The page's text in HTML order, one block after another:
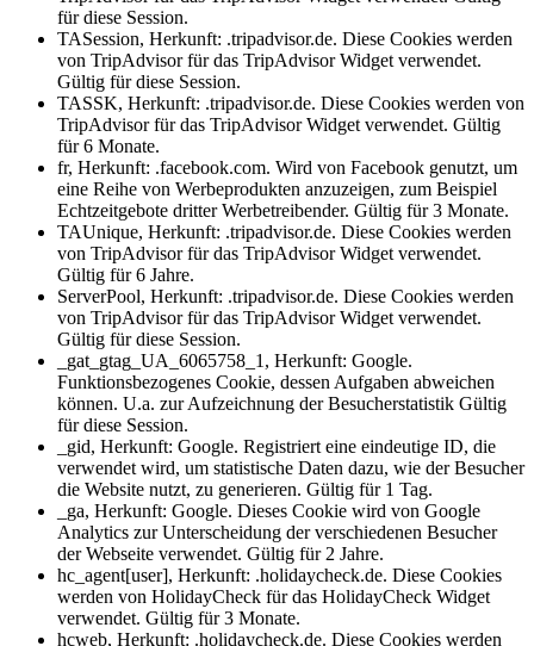
für diese Session.
TASession, Herkunft: .tripadvisor.de. Diese Cookies werden
von TripAdvisor für das TripAdvisor Widget verwendet.
Gültig für diese Session.
TASSK, Herkunft: .tripadvisor.de. Diese Cookies werden von
TripAdvisor für das TripAdvisor Widget verwendet. Gültig
für 6 Monate.
fr, Herkunft: .facebook.com. Wird von Facebook genutzt, um
eine Reihe von Werbeprodukten anzuzeigen, zum Beispiel
Echtzeitgebote dritter Werbetreibender. Gültig für 3 Monate.
TAUnique, Herkunft: .tripadvisor.de. Diese Cookies werden
von TripAdvisor für das TripAdvisor Widget verwendet.
Gültig für 6 Jahre.
ServerPool, Herkunft: .tripadvisor.de. Diese Cookies werden
von TripAdvisor für das TripAdvisor Widget verwendet.
Gültig für diese Session.
_gat_gtag_UA_6065758_1, Herkunft: Google.
Funktionsbezogenes Cookie, dessen Aufgaben abweichen
können. U.a. zur Aufzeichnung der Besucherstatistik Gültig
für diese Session.
_gid, Herkunft: Google. Registriert eine eindeutige ID, die
verwendet wird, um statistische Daten dazu, wie der Besucher
die Website nutzt, zu generieren. Gültig für 1 Tag.
_ga, Herkunft: Google. Dieses Cookie wird von Google
Analytics zur Unterscheidung der verschiedenen Besucher
der Webseite verwendet. Gültig für 2 Jahre.
hc_agent[user], Herkunft: .holidaycheck.de. Diese Cookies
werden von HolidayCheck für das HolidayCheck Widget
verwendet. Gültig für 3 Monate.
hcweb, Herkunft: .holidaycheck.de. Diese Cookies werden